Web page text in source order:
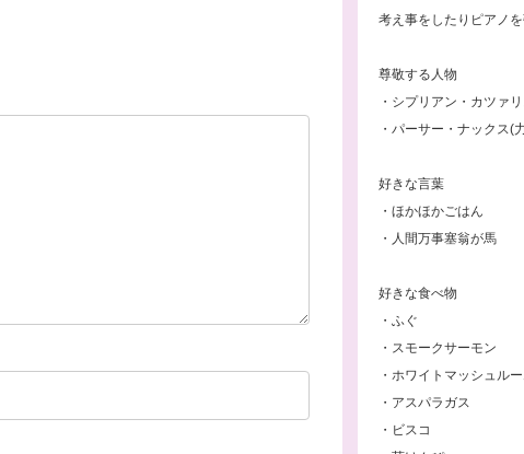
考え事をしたりピアノを
尊敬する人物
・シプリアン・カツァリ
・パーサー・ナックス(
好きな言葉
・ほかほかごはん
・人間万事塞翁が馬
好きな食べ物
・ふぐ
・スモークサーモン
・ホワイトマッシュル
・アスパラガス
・ビスコ